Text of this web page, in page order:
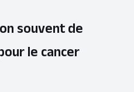
souvent de
le cancer